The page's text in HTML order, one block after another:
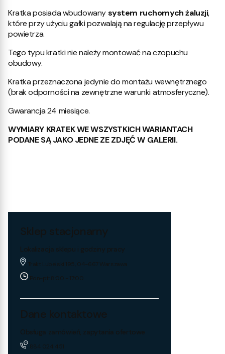
Kratka posiada wbudowanysystem ruchomych żaluzji,
które przy użyciu gałki pozwalają na regulację przepływu
powietrza.
Tego typu kratki nie należy montować na czopuchu
obudowy.
Kratka przeznaczona jedynie do montażu wewnętrznego
(brak odporności na zewnętrzne warunki atmosferyczne).
Gwarancja 24 miesiące.
WYMIARY KRATEK WE WSZYSTKICH WARIANTACH
PODANE SĄ JAKO JEDNE ZE ZDJĘĆ W GALERII.
Sklep stacjonarny
Lokalizacja sklepu i godziny pracy
Trakt Lubelski 195, 04-667 Warszawa
Pon-pt: 8:00 - 17:00
Dane kontaktowe
Obsługa zamówień, zapytania ofertowe
884 024 451